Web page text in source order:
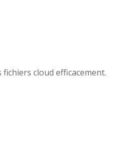
cloud efficacement.